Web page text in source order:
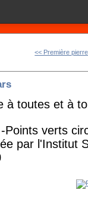
<< Première pierre
à toutes et à
verts
par l'Institut